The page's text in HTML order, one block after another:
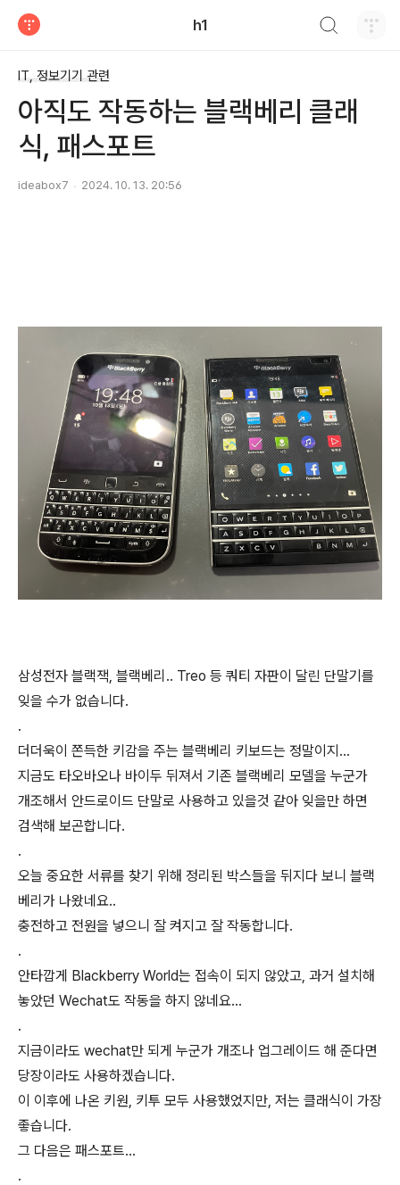
h1
IT, 정보기기 관련
아직도 작동하는 블랙베리 클래
식, 패스포트
ideabox7 2024. 10. 13. 20:56
삼성전자 블랙잭, 블랙베리.. Treo 등 쿼티 자판이 달린 단말기를
잊을 수가 없습니다.
.
더더욱이 쫀득한 키감을 주는 블랙베리 키보드는 정말이지...
지금도 타오바오나 바이두 뒤져서 기존 블랙베리 모델을 누군가
개조해서 안드로이드 단말로 사용하고 있을것 같아 잊을만 하면
검색해 보곤합니다.
.
오늘 중요한 서류를 찾기 위해 정리된 박스들을 뒤지다 보니 블랙
베리가 나왔네요..
충전하고 전원을 넣으니 잘 켜지고 잘 작동합니다.
.
안타깝게 Blackberry World는 접속이 되지 않았고, 과거 설치해
놓았던 Wechat도 작동을 하지 않네요...
.
지금이라도 wechat만 되게 누군가 개조나 업그레이드 해 준다면
당장이라도 사용하겠습니다.
이 이후에 나온 키원, 키투 모두 사용했었지만, 저는 클래식이 가장
좋습니다.
그 다음은 패스포트...
.